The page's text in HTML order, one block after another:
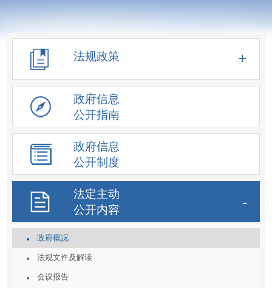
法规政策
政府信息
公开指南
政府信息
公开制度
法定主动
公开内容
政府概况
法规文件及解读
会议报告